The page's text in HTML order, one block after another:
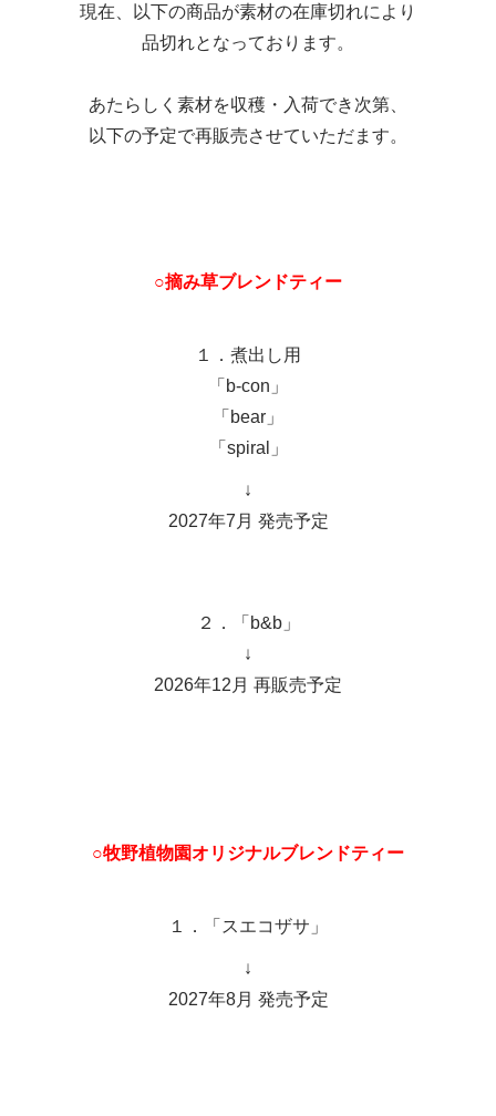
現在、以下の商品が素材の在庫切れにより
品切れとなっております。
あたらしく素材を収穫・入荷でき次第、
以下の予定で再販売させていただます。
○摘み草ブレンドティー
１．煮出し用
「b-con」
「bear」
「spiral」
↓
2027年7月 発売予定
２．「b&b」
↓
2026年12月 再販売予定
○牧野植物園オリジナルブレンドティー
１．「スエコザサ」
↓
2027年8月 発売予定